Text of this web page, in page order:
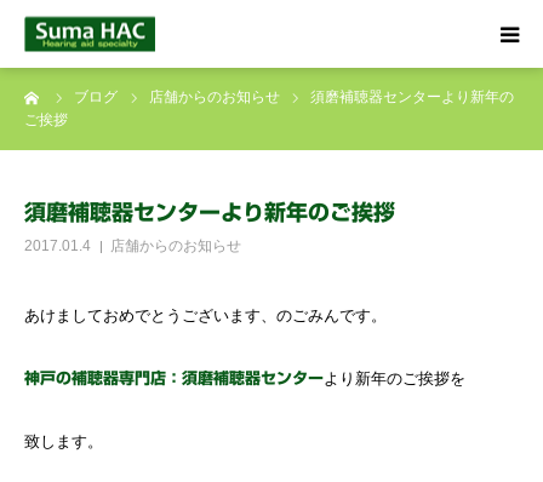
ブログ 店舗からのお知らせ
須磨補聴器センターより新年の
ご挨拶
須磨補聴器センターより新年のご挨拶
2017.01.4 店舗からのお知らせ
あけましておめでとうございます、のごみんです。
神戸の補聴器専門店：須磨補聴器センターより新年のご挨拶を
致します。
HOME
補聴器について
店舗のご案内
ブログ
☎ 0120-09-4133